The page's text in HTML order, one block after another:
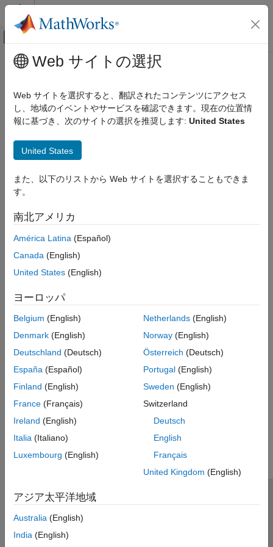
コンテンツへスキップ
オフキャンバス ナビゲーション メ
ドキュメンテーションのホーム
MATLAB Production Server
クライアント プログラミング
項目一覧
メインコンテンツ
クライアントとサーバーのマーシ
ャリングでサポートされている
MATLAB データ型
MATLAB®Production Server™
ョンとサーバー インスタンス間で以下の MATLAB データ型のマ
文字配列
cell 配列
logical
関数ハンドル
参考
トピック
MATLAB データ型の JSON 表現
この情報は役に立ちましたか？
Web サイトの選択
Web サイトを選択すると、翻訳されたコンテンツにアクセス
し、地域のイベントやサービスを確認できます。現在の位置情
報に基づき、次のサイトの選択を推奨します: United States
United States
また、以下のリストから Web サイトを選択することもできま
す。
南北アメリカ
América Latina (Español)
Canada (English)
United States (English)
ヨーロッパ
Belgium (English)
Denmark (English)
Deutschland (Deutsch)
España (Español)
Finland (English)
France (Français)
Ireland (English)
Italia (Italiano)
Luxembourg (English)
Netherlands(English)
Norway(English)
Österreich (Deutsch)
Portugal(English)
Sweden (English)
Switzerland
Deutsch
English
Français
United Kingdom (English)
アジア太平洋地域
Australia (English)
India (English)
トラストセンター
違法コピー防止
© 1994-2026 The MathWorks, Inc.